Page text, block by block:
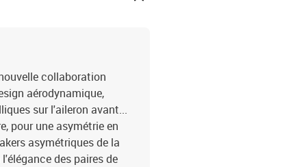
collaboration
aérodynamique,
sur l'aileron avant...
pour une asymétrie en
asymétriques de la
des paires de